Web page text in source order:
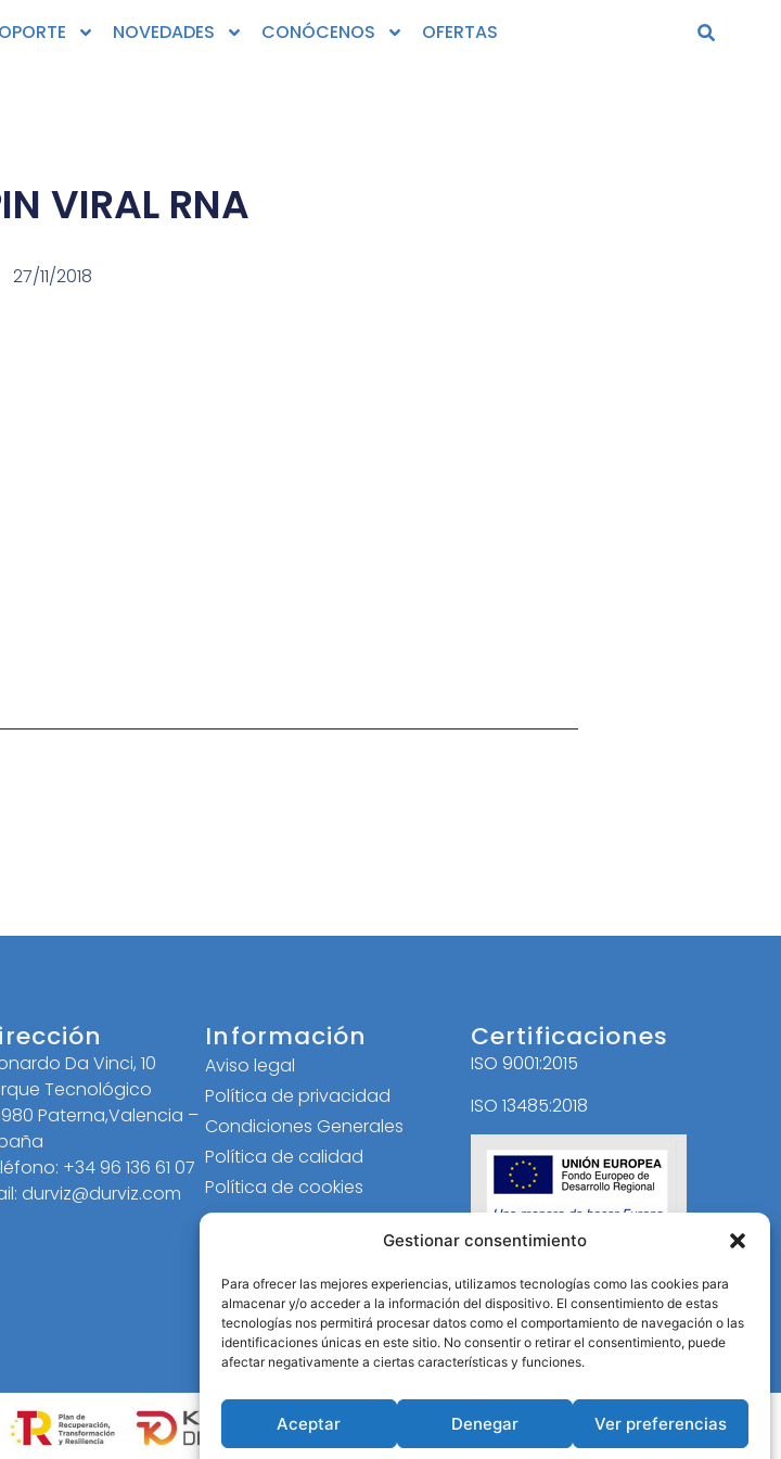
Gestionar consentimiento
Para ofrecer las mejores experiencias, utilizamos tecnologías como las cookies para
almacenar y/o acceder a la información del dispositivo. El consentimiento de estas
tecnologías nos permitirá procesar datos como el comportamiento de navegación o las
identificaciones únicas en este sitio. No consentir o retirar el consentimiento, puede
afectar negativamente a ciertas características y funciones.
Aceptar Denegar Ver preferencias
NOVEDADES CONÓCENOS OFERTAS
VIRAL RNA
27/11/2018
Da Vinci, 10
Tecnológico
Paterna,Valencia –
+34 96 136 61 07
durviz@durviz.com
Información
Aviso legal
Política de privacidad
Condiciones Generales
Política de calidad
Política de cookies
Certificaciones
ISO 9001:2015
ISO 13485:2018